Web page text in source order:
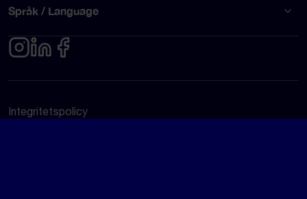
Språk / Language
Integritetspolicy